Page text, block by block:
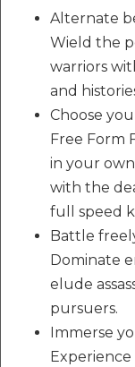
Alternate
Wield the
warriors
and
Choose
Free Form
in your
with the
full speed
Battle
Dominate
elude
pursuers.
Immerse